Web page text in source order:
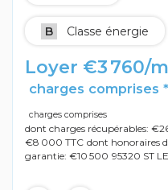
B Classe énergie
Loyer €3 760/
charges comprises
charges comprises
dont charges récupérables:
€8 000 TTC dont honoraires
garantie: €10 500 95320 ST